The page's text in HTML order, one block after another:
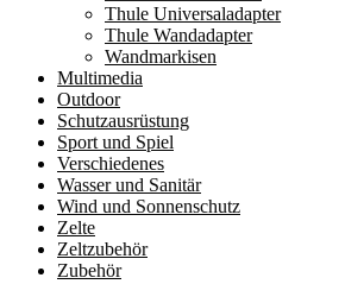
Thule Universaladapter
Thule Wandadapter
Wandmarkisen
Multimedia
Outdoor
Schutzausrüstung
Sport und Spiel
Verschiedenes
Wasser und Sanitär
Wind und Sonnenschutz
Zelte
Zeltzubehör
Zubehör